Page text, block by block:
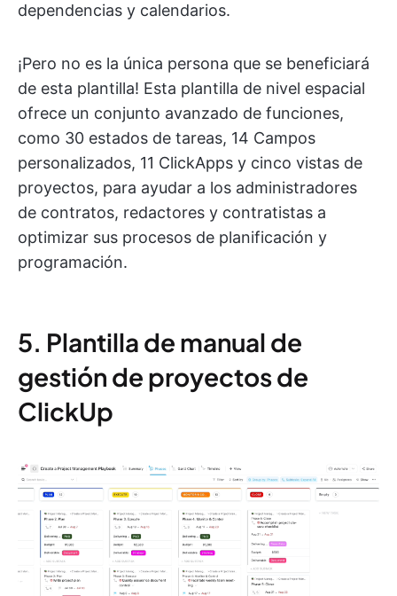
dependencias y calendarios.
¡Pero no es la única persona que se beneficiará
de esta plantilla! Esta plantilla de nivel espacial
ofrece un conjunto avanzado de funciones,
como 30 estados de tareas, 14 Campos
personalizados, 11 ClickApps y cinco vistas de
proyectos, para ayudar a los administradores
de contratos, redactores y contratistas a
optimizar sus procesos de planificación y
programación.
5. Plantilla de manual de
gestión de proyectos de
ClickUp